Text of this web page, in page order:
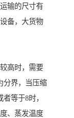
输的尺寸有
备，大货物
高时，需要
分界，当压缩
等于8时，
、蒸发温度